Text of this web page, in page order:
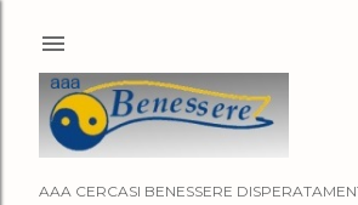
AAA CERCASI BENESSERE